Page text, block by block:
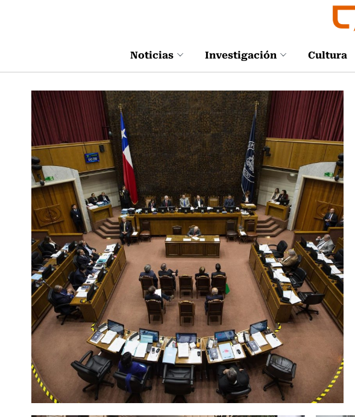
Noticias Investigación Cultura